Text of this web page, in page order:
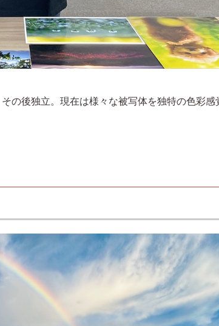
の後独立。現在は様々な被写体を独特の色彩